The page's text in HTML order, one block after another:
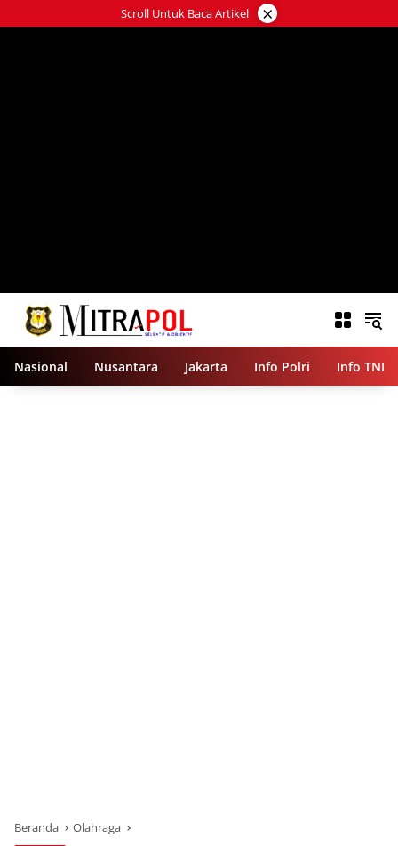
ke
Scroll Untuk Baca Artikel ×
Nasional Nusantara Jakarta Info Polri Info TNI
Beranda Olahraga